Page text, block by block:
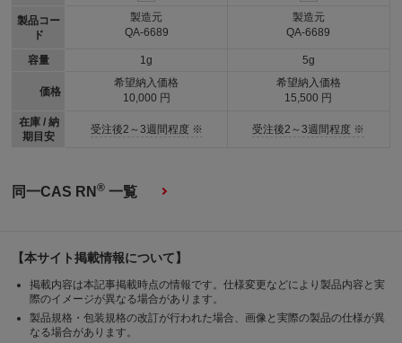
製品コー
ド
容量
価格
在庫 / 納
期目安
製造元
QA-6689
1g
希望納入価格
10,000 円
受注後2～3週間程度 ※
製造元
QA-6689
5g
希望納入価格
15,500 円
受注後2～3週間程度 ※
同一CAS RN® 一覧
【本サイト掲載情報について】
掲載内容は本記事掲載時点の情報です。仕様変更などにより製品内容と実
際のイメージが異なる場合があります。
製品規格・包装規格の改訂が行われた場合、画像と実際の製品の仕様が異
なる場合があります。